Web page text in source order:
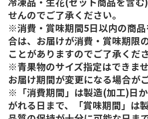
せんのでご了承ください。
※消費・賞味期間5日以内の商
合は、お届けが消費・賞味期限
ことがありますのでご了承くださ
※青果物のサイズ指定はできま
お届け期間が変更になる場合が
※「消費期間」は製造(加工)日
がれる日まで、「賞味期間」は